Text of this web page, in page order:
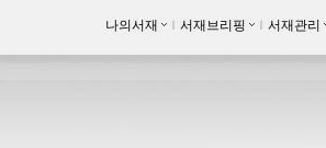
나의서재 ｌ 서재브리핑 ｌ 서재관리